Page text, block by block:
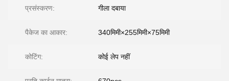
प्रसंस्करण: गीला दबाया
पैकेज का आकार: 340मिमी×255मिमी×75मिमी
कोटिंग: कोई लेप नहीं